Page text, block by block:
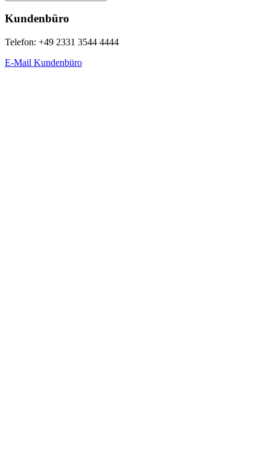
Kundenbüro
Telefon: +49 2331 3544 4444
E-Mail Kundenbüro